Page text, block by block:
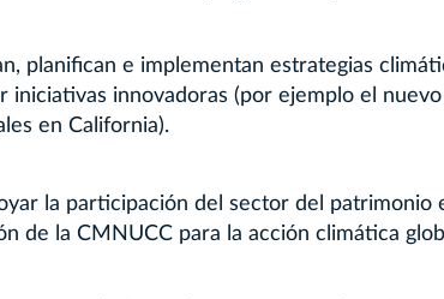
planifican e implementan estrategias
iniciativas innovadoras (por ejemplo el
en California).
la participación del sector del patrimonio
de la CMNUCC para la acción climática